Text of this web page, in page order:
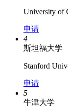
University of
申请
4
斯坦福大学
Stanford
申请
5
牛津大学